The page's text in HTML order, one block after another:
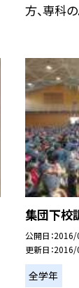
方、専科
集団下校
公開日
更新日
全学年